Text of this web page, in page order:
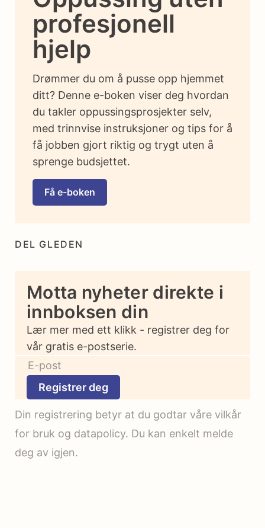
DEL GLEDEN
Motta nyheter direkte i
innboksen din
Lær mer med ett klikk - registrer deg for
vår gratis e-postserie.
Registrer deg
Din registrering betyr at du godtar våre vilkår
for bruk og datapolicy. Du kan enkelt melde
deg av igjen.
profesjonell
hjelp
Drømmer du om å pusse opp hjemmet
ditt? Denne e-boken viser deg hvordan
du takler oppussingsprosjekter selv,
med trinnvise instruksjoner og tips for å
få jobben gjort riktig og trygt uten å
sprenge budsjettet.
Få e-boken